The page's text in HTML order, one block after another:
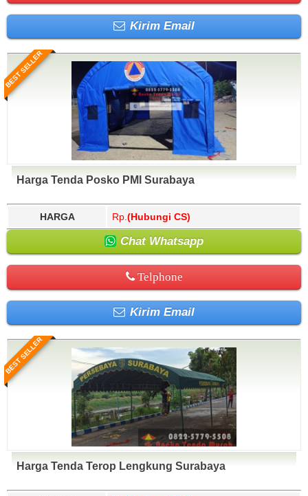
Kirim Email
BEST SELLER
Harga Tenda Posko PMI Surabaya
HARGA Rp. (Hubungi CS)
Chat Whatsapp
Telphone
Kirim Email
BEST SELLER
Harga Tenda Terop Lengkung Surabaya